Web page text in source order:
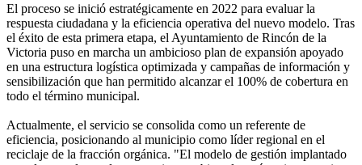
El proceso se inició estratégicamente en 2022 para evaluar la
respuesta ciudadana y la eficiencia operativa del nuevo modelo. Tras
el éxito de esta primera etapa, el Ayuntamiento de Rincón de la
Victoria puso en marcha un ambicioso plan de expansión apoyado
en una estructura logística optimizada y campañas de información y
sensibilización que han permitido alcanzar el 100% de cobertura en
todo el término municipal.
Actualmente, el servicio se consolida como un referente de
eficiencia, posicionando al municipio como líder regional en el
reciclaje de la fracción orgánica. "El modelo de gestión implantado